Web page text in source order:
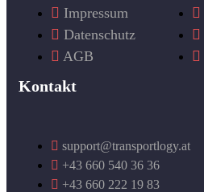
Impressum
Datenschutz
AGB
Kontakt
support@transportlogy.at
+43 660 540 36 36
+43 660 222 19 83